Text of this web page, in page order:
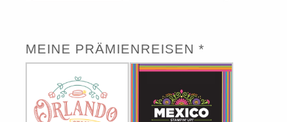
MEINE PRÄMIENREISEN *